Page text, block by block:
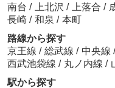
南台 / 上北沢 / 上落合 /
長崎 / 和泉 / 本町
路線から探す
京王線 / 総武線 / 中央線 /
西武池袋線 / 丸ノ内線 /
駅から探す